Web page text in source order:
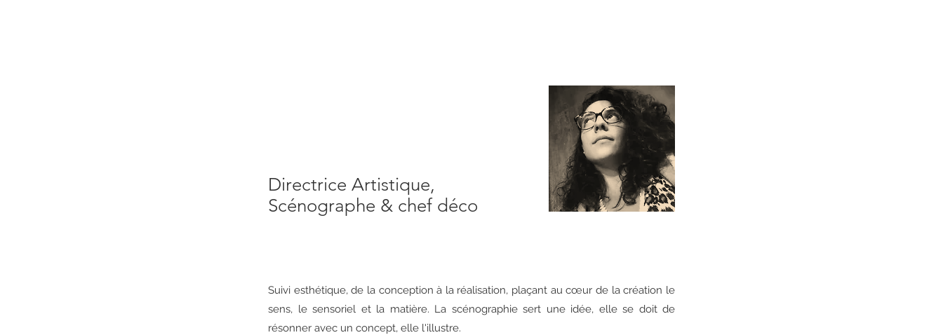
Directrice Artistique,
Scénographe & chef déco
Suivi esthétique, de la conception à la réalisation, plaçant au cœur de la création le
sens, le sensoriel et la matière. La scénographie sert une idée, elle se doit de
résonner avec un concept, elle l'illustre.